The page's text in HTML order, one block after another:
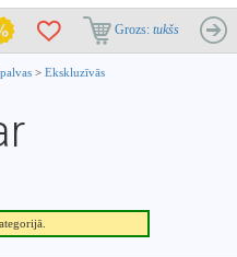
Grozs: tukšs
> Ekskluzīvās